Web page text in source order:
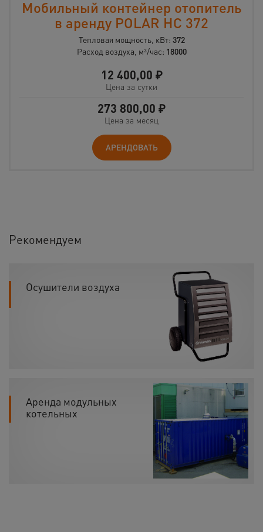
Мобильный контейнер отопитель
в аренду POLAR HC 372
Тепловая мощность, кВт: 372
Расход воздуха, м³/час: 18000
12 400,00 ₽
Цена за сутки
273 800,00 ₽
Цена за месяц
АРЕНДОВАТЬ
Рекомендуем
Осушители воздуха
Аренда модульных
котельных